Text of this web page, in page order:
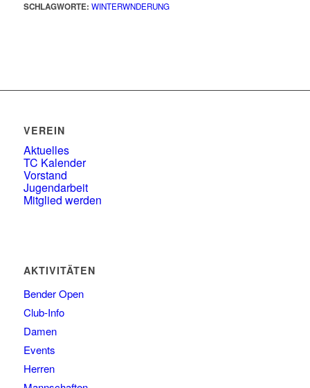
SCHLAGWORTE: WINTERWNDERUNG
VEREIN
Aktuelles
TC Kalender
Vorstand
Jugendarbeit
Mitglied werden
AKTIVITÄTEN
Bender Open
Club-Info
Damen
Events
Herren